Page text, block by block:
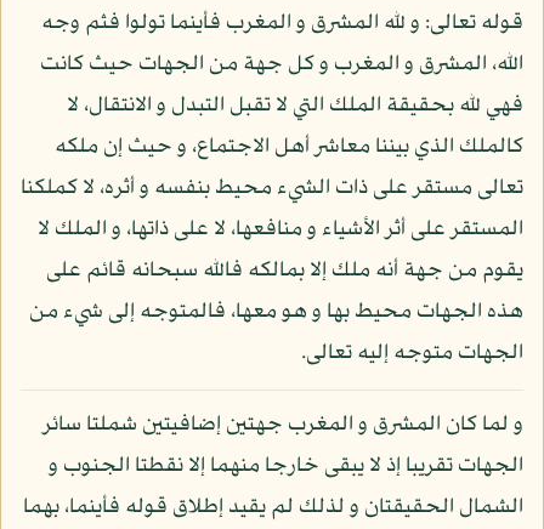
قوله تعالى: و لله المشرق و المغرب فأينما تولوا فثم وجه
الله، المشرق و المغرب و كل جهة من الجهات حيث كانت
فهي لله بحقيقة الملك التي لا تقبل التبدل و الانتقال، لا
كالملك الذي بيننا معاشر أهل الاجتماع، و حيث إن ملكه
تعالى مستقر على ذات الشيء محيط بنفسه و أثره، لا كملكنا
المستقر على أثر الأشياء و منافعها، لا على ذاتها، و الملك لا
يقوم من جهة أنه ملك إلا بمالكه فالله سبحانه قائم على
هذه الجهات محيط بها و هو معها، فالمتوجه إلى شيء من
الجهات متوجه إليه تعالى.
و لما كان المشرق و المغرب جهتين إضافيتين شملتا سائر
الجهات تقريبا إذ لا يبقى خارجا منهما إلا نقطتا الجنوب و
الشمال الحقيقتان و لذلك لم يقيد إطلاق قوله فأينما، بهما